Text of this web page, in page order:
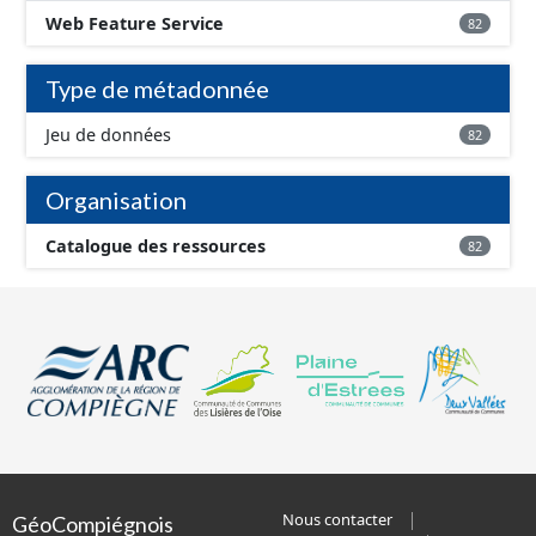
Web Feature Service 82
Type de métadonnée
Jeu de données 82
Organisation
Catalogue des ressources 82
GéoCompiégnois
Nous contacter